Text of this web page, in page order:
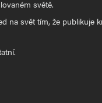
světě.
na svět tím, že publikuje